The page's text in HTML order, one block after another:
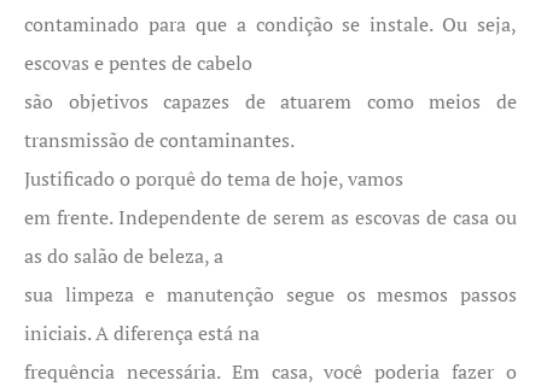
contaminado para que a condição se instale. Ou seja,
escovas e pentes de cabelo
são objetivos capazes de atuarem como meios de
transmissão de contaminantes.
Justificado o porquê do tema de hoje, vamos
em frente. Independente de serem as escovas de casa ou
as do salão de beleza, a
sua limpeza e manutenção segue os mesmos passos
iniciais. A diferença está na
frequência necessária. Em casa, você poderia fazer o